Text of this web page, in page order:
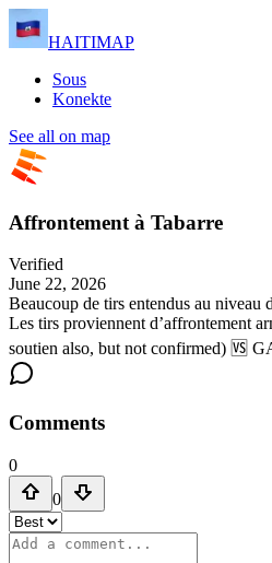
HAITIMAP
Sous
Konekte
See all on map
Affrontement à Tabarre
Verified
June 22, 2026
Beaucoup de tirs entendus au niveau
Les tirs proviennent d’affrontement
soutien also, but not confirmed) 🆚
Comments
0
0